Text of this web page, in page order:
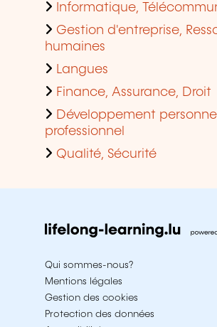
Informatique,
Gestion d'entreprise,
humaines
Langues
Finance, Assurance, Droit
Développement
professionnel
Qualité, Sécurité
Qui sommes-nous?
Mentions légales
Gestion des cookies
Protection des données